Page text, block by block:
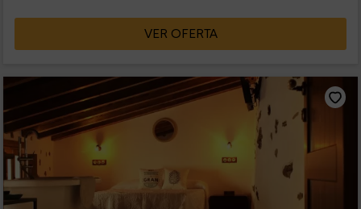
VER OFERTA